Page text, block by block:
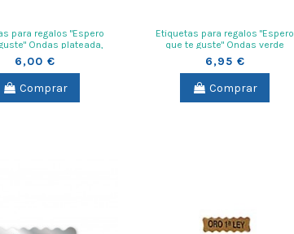
para regalos "Espero
Ondas plateada,
de 1000 unidades
6,00 €
Comprar
Etiquetas para regalos "Espero
que te guste" Ondas verde
6,95 €
Comprar